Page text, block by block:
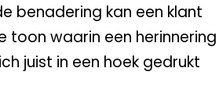
benadering kan een klant
toon waarin een herinnering
juist in een hoek gedrukt